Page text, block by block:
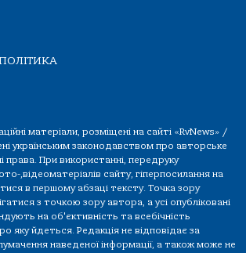
матеріали, розміщені на сайті «RvNews» /
українським законодавством про авторське
права. При використанні, передруку
,відеоматеріалів сайту, гіперпосилання на
в першому абзаці тексту. Точка зору
з точкою зору автора, а усі опубліковані
на об'єктивність та всебічність
яку йдеться. Редакція не відповідає за
наведеної інформації, а також може не